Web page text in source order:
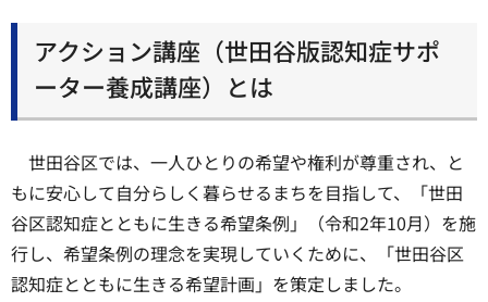
アクション講座（世田谷版認知症サポ
ーター養成講座）とは
世田谷区では、一人ひとりの希望や権利が尊重され、と
もに安心して自分らしく暮らせるまちを目指して、「世田
谷区認知症とともに生きる希望条例」（令和2年10月）を施
行し、希望条例の理念を実現していくために、「世田谷区
認知症とともに生きる希望計画」を策定しました。